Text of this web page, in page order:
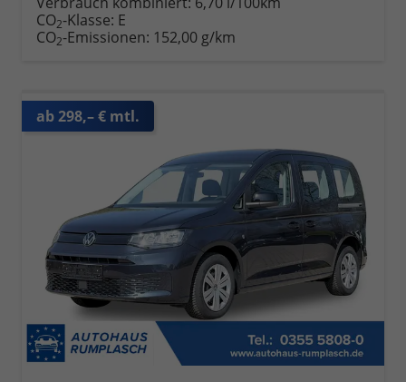
CO2-Klasse: E
CO2-Emissionen: 152,00 g/km
ab 298,– € mtl.